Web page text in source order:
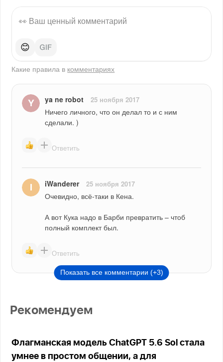
😊
Какие правила в комментариях
ya ne robot 25 ноября 2017
Ничего личного, что он делал то и с ним
сделали. )
Ответить
iWanderer 25 ноября 2017
Очевидно, всё-таки в Кена.
А вот Кука надо в Барби превратить – чтоб
полный комплект был.
Ответить
Показать все комментарии (+3)
Рекомендуем
Флагманская модель ChatGPT 5.6 Sol стала
умнее в простом общении, а для